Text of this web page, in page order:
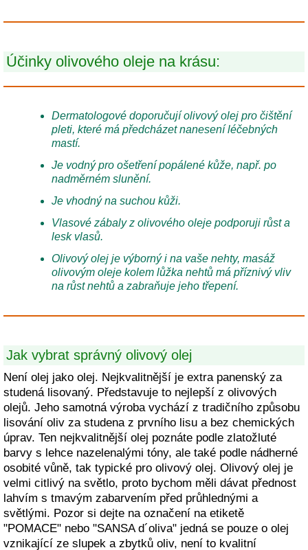
Účinky olivového oleje na krásu:
Dermatologové doporučují olivový olej pro čištění
pleti, které má předcházet nanesení léčebných
mastí.
Je vodný pro ošetření popálené kůže, např. po
nadměrném slunění.
Je vhodný na suchou kůži.
Vlasové zábaly z olivového oleje podporuji růst a
lesk vlasů.
Olivový olej je výborný i na vaše nehty, masáž
olivovým oleje kolem lůžka nehtů má příznivý vliv
na růst nehtů a zabraňuje jeho třepení.
Jak vybrat správný olivový olej
Není olej jako olej. Nejkvalitnější je extra panenský za
studená lisovaný. Představuje to nejlepší z olivových
olejů. Jeho samotná výroba vychází z tradičního způsobu
lisování oliv za studena z prvního lisu a bez chemických
úprav. Ten nejkvalitnější olej poznáte podle zlatožluté
barvy s lehce nazelenalými tóny, ale také podle nádherné
osobité vůně, tak typické pro olivový olej. Olivový olej je
velmi citlivý na světlo, proto bychom měli dávat přednost
lahvím s tmavým zabarvením před průhlednými a
světlými. Pozor si dejte na označení na etiketě
"POMACE" nebo "SANSA d´oliva" jedná se pouze o olej
vznikající ze slupek a zbytků oliv, není to kvalitní